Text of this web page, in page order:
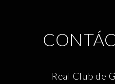
Real Club de